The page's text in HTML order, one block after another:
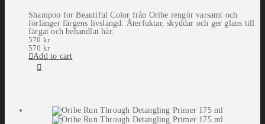
Shampoo for Beautiful Color från Oribe rengör varsamt och
förlänger färgens livslängd. Återfuktar, skyddar och ger glans till
färgat och behandlat hår.
570 kr
570 kr
Add to cart